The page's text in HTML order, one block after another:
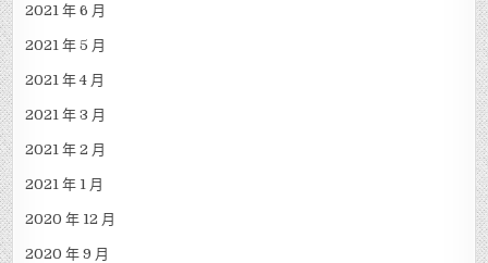
2021 年 6 月
2021 年 5 月
2021 年 4 月
2021 年 3 月
2021 年 2 月
2021 年 1 月
2020 年 12 月
2020 年 9 月